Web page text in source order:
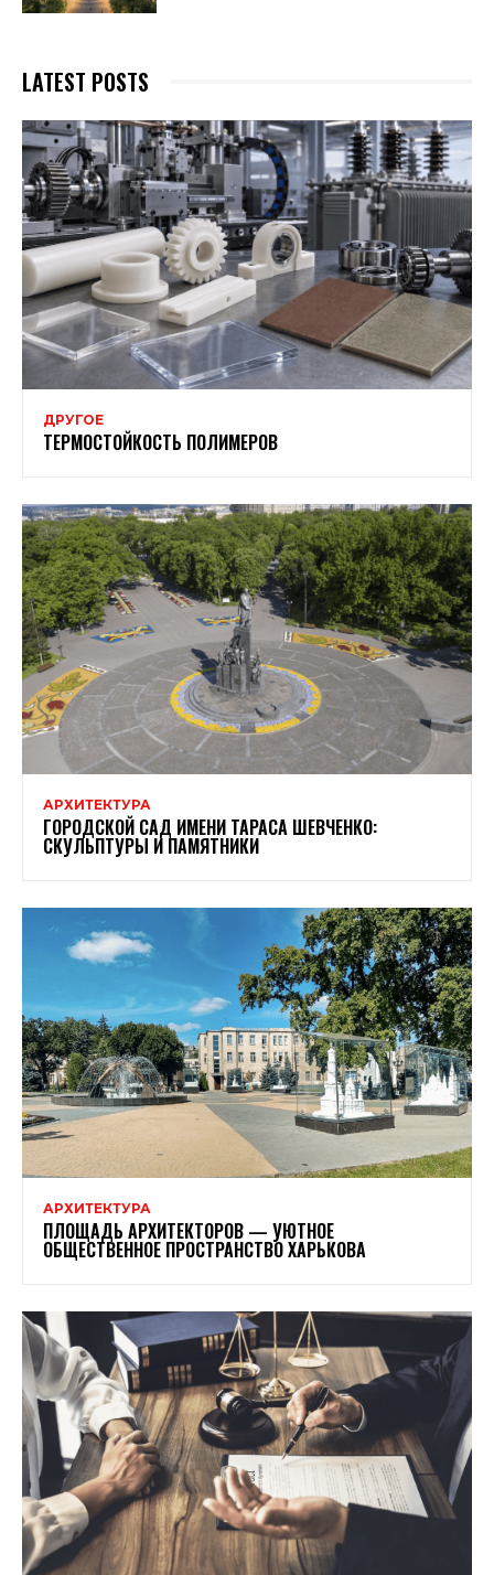
LATEST POSTS
ДРУГОЕ
ТЕРМОСТОЙКОСТЬ ПОЛИМЕРОВ
АРХИТЕКТУРА
ГОРОДСКОЙ САД ИМЕНИ ТАРАСА ШЕВЧЕНКО:
СКУЛЬПТУРЫ И ПАМЯТНИКИ
АРХИТЕКТУРА
ПЛОЩАДЬ АРХИТЕКТОРОВ — УЮТНОЕ
ОБЩЕСТВЕННОЕ ПРОСТРАНСТВО ХАРЬКОВА